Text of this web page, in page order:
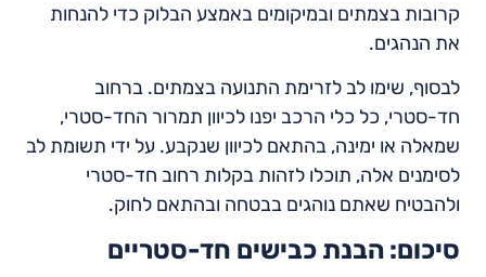
קרובות בצמתים ובמיקומים באמצע הבלוק כדי להנחות
את הנהגים.
לבסוף, שימו לב לזרימת התנועה בצמתים. ברחוב
חד-סטרי, כל כלי הרכב יפנו לכיוון תמרור החד-סטרי,
שמאלה או ימינה, בהתאם לכיוון שנקבע. על ידי תשומת לב
לסימנים אלה, תוכלו לזהות בקלות רחוב חד-סטרי
ולהבטיח שאתם נוהגים בבטחה ובהתאם לחוק.
סיכום: הבנת כבישים חד-סטריים